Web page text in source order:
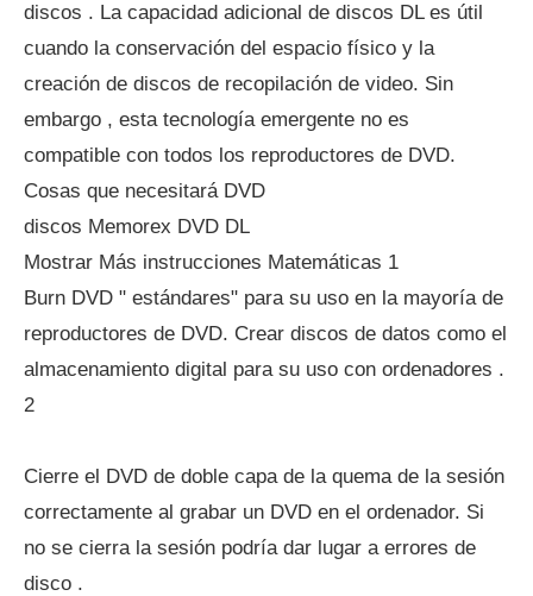
discos . La capacidad adicional de discos DL es útil
cuando la conservación del espacio físico y la
creación de discos de recopilación de video. Sin
embargo , esta tecnología emergente no es
compatible con todos los reproductores de DVD.
Cosas que necesitará DVD
discos Memorex DVD DL
Mostrar Más instrucciones Matemáticas 1
Burn DVD " estándares" para su uso en la mayoría de
reproductores de DVD. Crear discos de datos como el
almacenamiento digital para su uso con ordenadores .
2
Cierre el DVD de doble capa de la quema de la sesión
correctamente al grabar un DVD en el ordenador. Si
no se cierra la sesión podría dar lugar a errores de
disco .